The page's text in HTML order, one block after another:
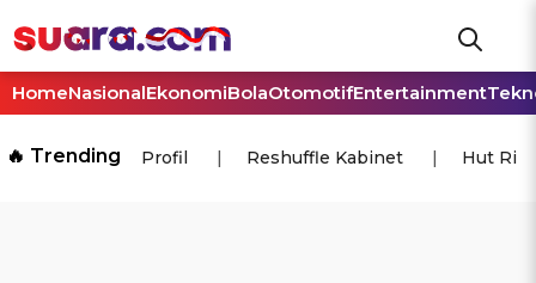
HomeNasionalEkonomiBolaOtomotifEntertainment
🔥 Trending Profil Reshuffle Kabinet Hut Ri